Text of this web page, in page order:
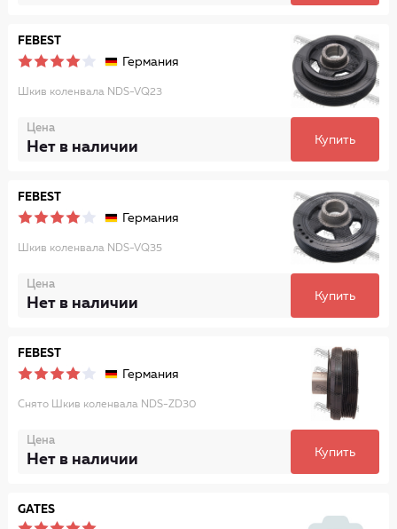
FEBEST
Германия
Шкив коленвала NDS-VQ23
Цена
Нет в наличии Купить
FEBEST
Германия
Шкив коленвала NDS-VQ35
Цена
Нет в наличии Купить
FEBEST
Германия
Снято Шкив коленвала NDS-ZD30
Цена
Нет в наличии Купить
GATES